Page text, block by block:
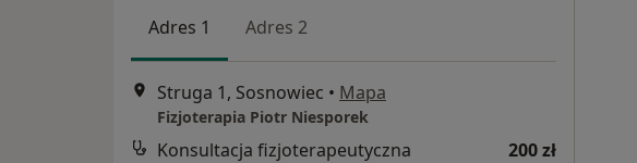
Adres 1 Adres 2
Struga 1, Sosnowiec • Mapa
Fizjoterapia Piotr Niesporek
Konsultacja fizjoterapeutyczna 200 zł